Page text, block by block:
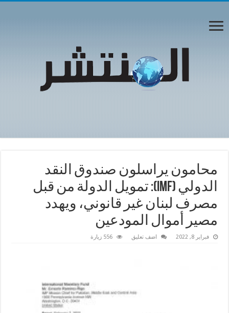
محامون يراسلون صندوق النقد
الدولي (IMF): تمويل الدولة من قبل
مصرف لبنان غير قانوني، ويهدد
مصير أموال المودعين
فبراير 8, 2022 اضف تعليق 556 زيارة